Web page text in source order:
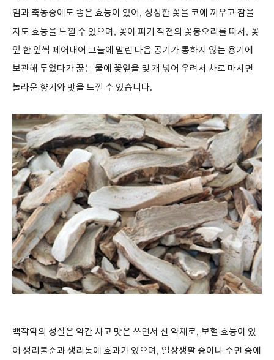
염과 축농증에도 좋은 효능이 있어 , 싱싱한 꽃을 코에 끼우고 잠을
자도 효능을 느낄 수 있으며 , 꽃이 피기 직전의 꽃봉오리를 따서 , 꽃
잎 한 잎씩 떼어내어 그늘에 말린 다음 공기가 통하지 않는 용기에
보관해 두었다가 끓는 물에 꽃잎을 몇 개 넣어 우려서 차로 마시면
놀라운 향기와 맛을 느낄 수 있습니다.
백작약의 성질은 약간 차고 맛은 쓰면서 신 약재로, 보혈 효능이 있
어 생리불순과 생리통에 효과가 있으며 , 일상생활 중이나 수면 중에